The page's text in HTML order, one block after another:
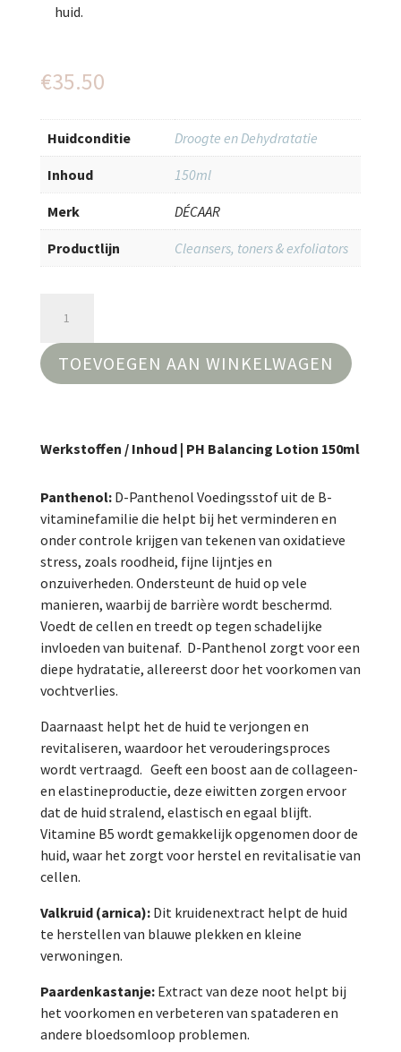
huid.
€35.50
Huidconditie Droogte en Dehydratatie
Inhoud 150ml
Merk DÉCAAR
Productlijn Cleansers, toners & exfoliators
Balancing
Lotion
150ml
aantal
TOEVOEGEN AAN WINKELWAGEN
Werkstoffen / Inhoud | PH Balancing Lotion 150ml
Panthenol: D-Panthenol Voedingsstof uit de B-
vitaminefamilie die helpt bij het verminderen en
onder controle krijgen van tekenen van oxidatieve
stress, zoals roodheid, fijne lijntjes en
onzuiverheden. Ondersteunt de huid op vele
manieren, waarbij de barrière wordt beschermd.
Voedt de cellen en treedt op tegen schadelijke
invloeden van buitenaf. D-Panthenol zorgt voor een
diepe hydratatie, allereerst door het voorkomen van
vochtverlies.
Daarnaast helpt het de huid te verjongen en
revitaliseren, waardoor het verouderingsproces
wordt vertraagd. Geeft een boost aan de collageen-
en elastineproductie, deze eiwitten zorgen ervoor
dat de huid stralend, elastisch en egaal blijft.
Vitamine B5 wordt gemakkelijk opgenomen door de
huid, waar het zorgt voor herstel en revitalisatie van
cellen.
Valkruid (arnica):Dit kruidenextract helpt de huid
te herstellen van blauwe plekken en kleine
verwoningen.
Paardenkastanje:Extract van deze noot helpt bij
het voorkomen en verbeteren van spataderen en
andere bloedsomloop problemen.